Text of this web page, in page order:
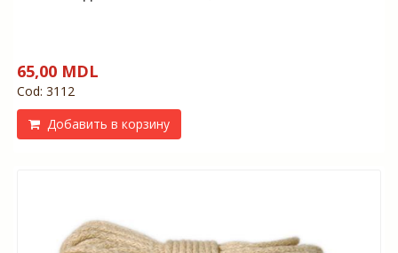
65,00 MDL
Cod: 3112
Добавить в корзину